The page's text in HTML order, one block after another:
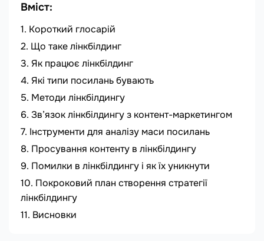
Вміст:
Короткий глосарій
Що таке лінкбілдинг
Як працює лінкбілдинг
Які типи посилань бувають
Методи лінкбілдингу
Зв’язок лінкбілдингу з контент-маркетингом
Інструменти для аналізу маси посилань
Просування контенту в лінкбілдингу
Помилки в лінкбілдингу і як їх уникнути
Покроковий план створення стратегії
лінкбілдингу
Висновки